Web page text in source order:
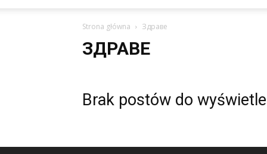
Strona główna Здраве
ЗДРАВЕ
Brak postów do